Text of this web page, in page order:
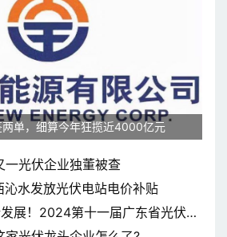
单，细算今年狂揽近4000亿元
一光伏企业独董被查
水发放光伏电站电价补贴
展！2024第十一届广东省光伏论